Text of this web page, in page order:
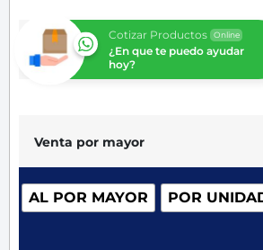
Cotizar Productos Online
¿En que te puedo ayudar
hoy?
Venta por mayor
AL POR MAYOR POR